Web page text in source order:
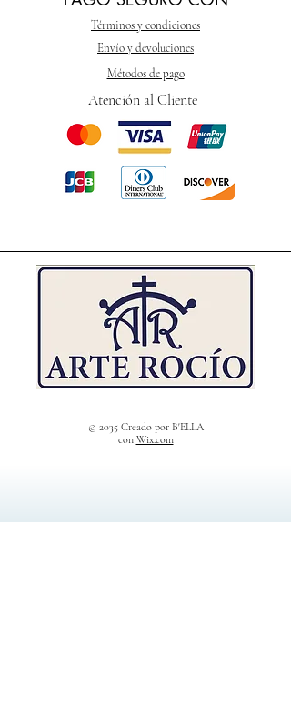
Términos y condiciones
Envío y devoluciones
Métodos de pago
Atención al Cliente
© 2035 Creado por B'ELLA
con Wix.com